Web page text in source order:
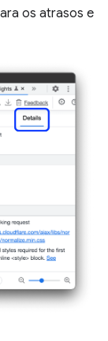
os atrasos e